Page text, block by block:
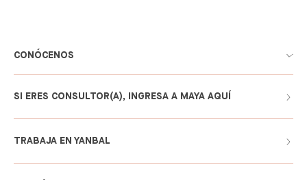
CONÓCENOS
SI ERES CONSULTOR(A), INGRESA A MAYA AQUÍ
TRABAJA EN YANBAL